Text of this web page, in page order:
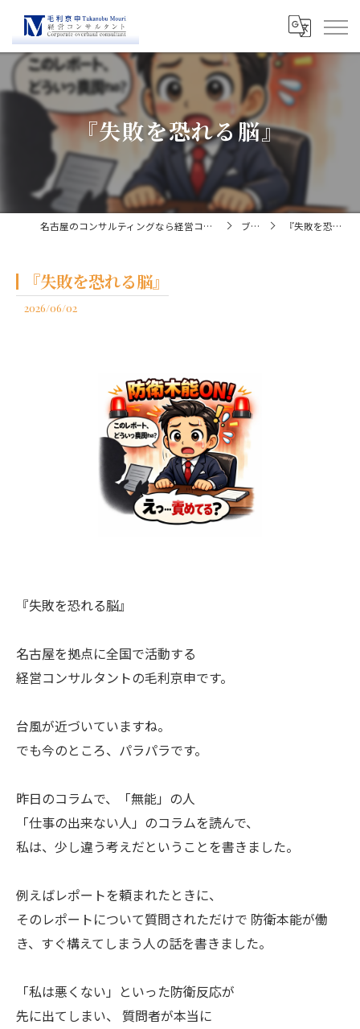
『失敗を恐れる脳』
名古屋のコンサルティングなら経営コンサルタント毛利京申 ブログ 『失敗を恐れる脳』
『失敗を恐れる脳』
2026/06/02
『失敗を恐れる脳』
名古屋を拠点に全国で活動する
経営コンサルタントの毛利京申です。
台風が近づいていますね。
でも今のところ、パラパラです。
昨日のコラムで、「無能」の人
「仕事の出来ない人」のコラムを読んで、
私は、少し違う考えだということを書きました。
例えばレポートを頼まれたときに、
そのレポートについて質問されただけで 防衛本能が働
き、すぐ構えてしまう人の話を書きました。
「私は悪くない」といった防衛反応が
先に出てしまい、 質問者が本当に